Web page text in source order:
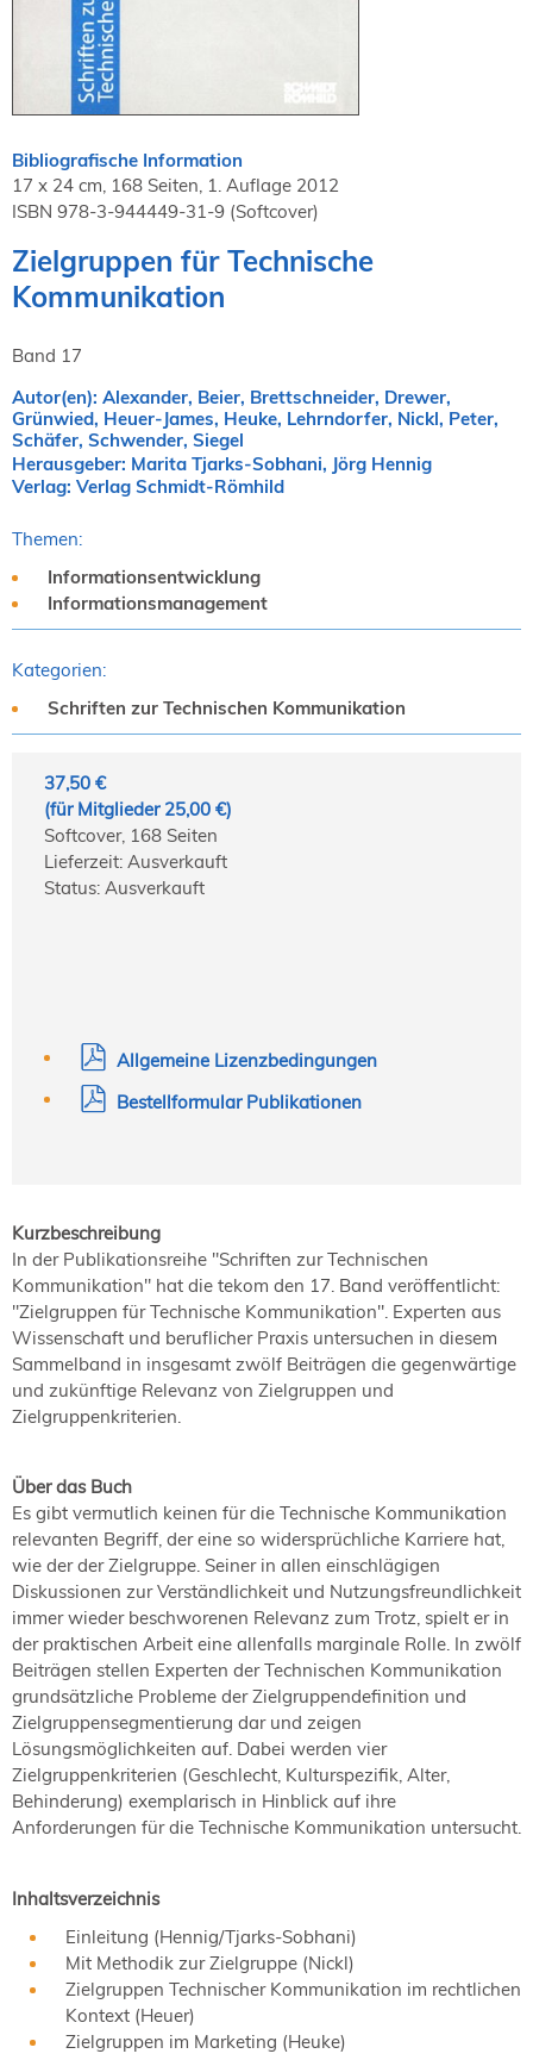
NORDIC TechKomm Kopenhagen
23.-24. September 2026
tekom-Jahrestagung 2026
10.-12. November, 2026 in Stuttgart
Mitglied werden
Expertenrat
Publikationen
Stellenangebote
Stellengesuche
Regionalgruppen
Downloadbereich
Bibliografische Information
17 x 24 cm, 168 Seiten, 1. Auflage 2012
ISBN 978-3-944449-31-9 (Softcover)
Zielgruppen für Technische
Kommunikation
Band 17
Autor(en): Alexander, Beier, Brettschneider, Drewer,
Grünwied, Heuer-James, Heuke, Lehrndorfer, Nickl, Peter,
Schäfer, Schwender, Siegel
Herausgeber: Marita Tjarks-Sobhani, Jörg Hennig
Verlag: Verlag Schmidt-Römhild
Themen:
Informationsentwicklung
Informationsmanagement
Kategorien:
Schriften zur Technischen Kommunikation
37,50 €
(für Mitglieder 25,00 €)
Softcover, 168 Seiten
Lieferzeit: Ausverkauft
Status: Ausverkauft
Allgemeine Lizenzbedingungen
Bestellformular Publikationen
Kurzbeschreibung
In der Publikationsreihe "Schriften zur Technischen
Kommunikation" hat die tekom den 17. Band veröffentlicht:
"Zielgruppen für Technische Kommunikation". Experten aus
Wissenschaft und beruflicher Praxis untersuchen in diesem
Sammelband in insgesamt zwölf Beiträgen die gegenwärtige
und zukünftige Relevanz von Zielgruppen und
Zielgruppenkriterien.
Über das Buch
Es gibt vermutlich keinen für die Technische Kommunikation
relevanten Begriff, der eine so widersprüchliche Karriere hat,
wie der der Zielgruppe. Seiner in allen einschlägigen
Diskussionen zur Verständlichkeit und Nutzungsfreundlichkeit
immer wieder beschworenen Relevanz zum Trotz, spielt er in
der praktischen Arbeit eine allenfalls marginale Rolle. In zwölf
Beiträgen stellen Experten der Technischen Kommunikation
grundsätzliche Probleme der Zielgruppendefinition und
Zielgruppensegmentierung dar und zeigen
Lösungsmöglichkeiten auf. Dabei werden vier
Zielgruppenkriterien (Geschlecht, Kulturspezifik, Alter,
Behinderung) exemplarisch in Hinblick auf ihre
Anforderungen für die Technische Kommunikation untersucht.
Inhaltsverzeichnis
Einleitung (Hennig/Tjarks-Sobhani)
Mit Methodik zur Zielgruppe (Nickl)
Zielgruppen Technischer Kommunikation im rechtlichen
Kontext (Heuer)
Zielgruppen im Marketing (Heuke)